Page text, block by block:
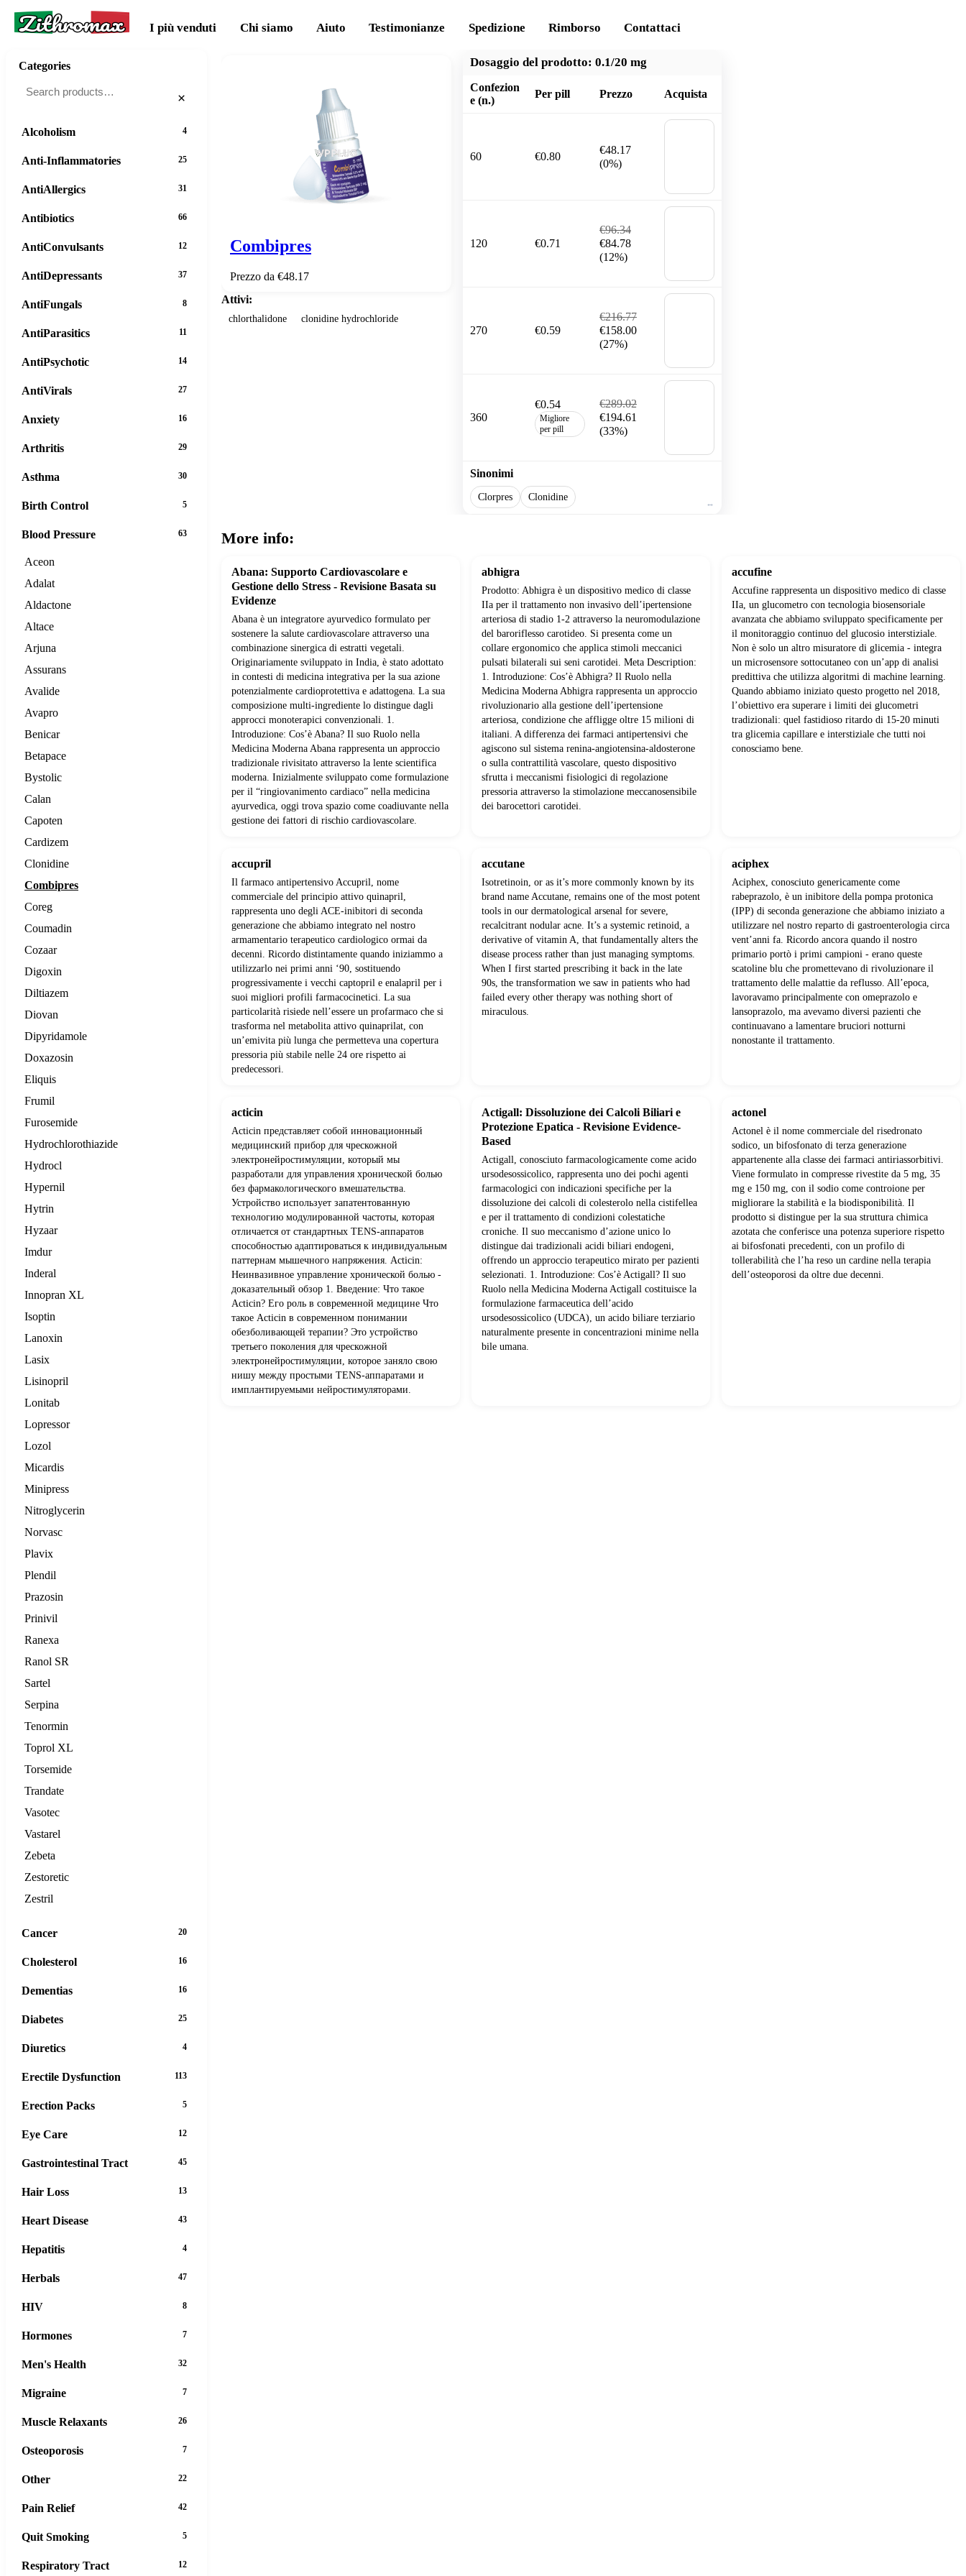
Zithromax I più venduti Chi siamo Aiuto Testimonianze Spedizione Rimborso Contattaci
Combipres
Prezzo da €48.17
Attivi:
chlorthalidone clonidine hydrochloride
Dosaggio del prodotto: 0.1/20 mg
Confezion
e (n.)
Per pill Prezzo Acquista
60 €0.80
€48.17
(0%)
120 €0.71
€96.34
€84.78
(12%)
270 €0.59
€216.77
€158.00
(27%)
360
€0.54
Migliore
per pill
€289.02
€194.61
(33%)
Sinonimi
Clorpres Clonidine
More info:
Abana: Supporto Cardiovascolare e
Gestione dello Stress - Revisione Basata su
Evidenze
Abana è un integratore ayurvedico formulato per
sostenere la salute cardiovascolare attraverso una
combinazione sinergica di estratti vegetali.
Originariamente sviluppato in India, è stato adottato
in contesti di medicina integrativa per la sua azione
potenzialmente cardioprotettiva e adattogena. La sua
composizione multi-ingrediente lo distingue dagli
approcci monoterapici convenzionali. 1.
Introduzione: Cos’è Abana? Il suo Ruolo nella
Medicina Moderna Abana rappresenta un approccio
tradizionale rivisitato attraverso la lente scientifica
moderna. Inizialmente sviluppato come formulazione
per il “ringiovanimento cardiaco” nella medicina
ayurvedica, oggi trova spazio come coadiuvante nella
gestione dei fattori di rischio cardiovascolare.
abhigra
Prodotto: Abhigra è un dispositivo medico di classe
IIa per il trattamento non invasivo dell’ipertensione
arteriosa di stadio 1-2 attraverso la neuromodulazione
del baroriflesso carotideo. Si presenta come un
collare ergonomico che applica stimoli meccanici
pulsati bilaterali sui seni carotidei. Meta Description:
1. Introduzione: Cos’è Abhigra? Il Ruolo nella
Medicina Moderna Abhigra rappresenta un approccio
rivoluzionario alla gestione dell’ipertensione
arteriosa, condizione che affligge oltre 15 milioni di
italiani. A differenza dei farmaci antipertensivi che
agiscono sul sistema renina-angiotensina-aldosterone
o sulla contrattilità vascolare, questo dispositivo
sfrutta i meccanismi fisiologici di regolazione
pressoria attraverso la stimolazione meccanosensibile
dei barocettori carotidei.
accufine
Accufine rappresenta un dispositivo medico di classe
IIa, un glucometro con tecnologia biosensoriale
avanzata che abbiamo sviluppato specificamente per
il monitoraggio continuo del glucosio interstiziale.
Non è solo un altro misuratore di glicemia - integra
un microsensore sottocutaneo con un’app di analisi
predittiva che utilizza algoritmi di machine learning.
Quando abbiamo iniziato questo progetto nel 2018,
l’obiettivo era superare i limiti dei glucometri
tradizionali: quel fastidioso ritardo di 15-20 minuti
tra glicemia capillare e interstiziale che tutti noi
conosciamo bene.
accupril
Il farmaco antipertensivo Accupril, nome
commerciale del principio attivo quinapril,
rappresenta uno degli ACE-inibitori di seconda
generazione che abbiamo integrato nel nostro
armamentario terapeutico cardiologico ormai da
decenni. Ricordo distintamente quando iniziammo a
utilizzarlo nei primi anni ‘90, sostituendo
progressivamente i vecchi captopril e enalapril per i
suoi migliori profili farmacocinetici. La sua
particolarità risiede nell’essere un profarmaco che si
trasforma nel metabolita attivo quinaprilat, con
un’emivita più lunga che permetteva una copertura
pressoria più stabile nelle 24 ore rispetto ai
predecessori.
accutane
Isotretinoin, or as it’s more commonly known by its
brand name Accutane, remains one of the most potent
tools in our dermatological arsenal for severe,
recalcitrant nodular acne. It’s a systemic retinoid, a
derivative of vitamin A, that fundamentally alters the
disease process rather than just managing symptoms.
When I first started prescribing it back in the late
90s, the transformation we saw in patients who had
failed every other therapy was nothing short of
miraculous.
aciphex
Aciphex, conosciuto genericamente come
rabeprazolo, è un inibitore della pompa protonica
(IPP) di seconda generazione che abbiamo iniziato a
utilizzare nel nostro reparto di gastroenterologia circa
vent’anni fa. Ricordo ancora quando il nostro
primario portò i primi campioni - erano queste
scatoline blu che promettevano di rivoluzionare il
trattamento delle malattie da reflusso. All’epoca,
lavoravamo principalmente con omeprazolo e
lansoprazolo, ma avevamo diversi pazienti che
continuavano a lamentare bruciori notturni
nonostante il trattamento.
acticin
Acticin представляет собой инновационный
медицинский прибор для чрескожной
электронейростимуляции, который мы
разработали для управления хронической болью
без фармакологического вмешательства.
Устройство использует запатентованную
технологию модулированной частоты, которая
отличается от стандартных TENS-аппаратов
способностью адаптироваться к индивидуальным
паттернам мышечного напряжения. Acticin:
Неинвазивное управление хронической болью -
доказательный обзор 1. Введение: Что такое
Acticin? Его роль в современной медицине Что
такое Acticin в современном понимании
обезболивающей терапии? Это устройство
третьего поколения для чрескожной
электронейростимуляции, которое заняло свою
нишу между простыми TENS-аппаратами и
имплантируемыми нейростимуляторами.
Actigall: Dissoluzione dei Calcoli Biliari e
Protezione Epatica - Revisione Evidence-
Based
Actigall, conosciuto farmacologicamente come acido
ursodesossicolico, rappresenta uno dei pochi agenti
farmacologici con indicazioni specifiche per la
dissoluzione dei calcoli di colesterolo nella cistifellea
e per il trattamento di condizioni colestatiche
croniche. Il suo meccanismo d’azione unico lo
distingue dai tradizionali acidi biliari endogeni,
offrendo un approccio terapeutico mirato per pazienti
selezionati. 1. Introduzione: Cos’è Actigall? Il suo
Ruolo nella Medicina Moderna Actigall costituisce la
formulazione farmaceutica dell’acido
ursodesossicolico (UDCA), un acido biliare terziario
naturalmente presente in concentrazioni minime nella
bile umana.
actonel
Actonel è il nome commerciale del risedronato
sodico, un bifosfonato di terza generazione
appartenente alla classe dei farmaci antiriassorbitivi.
Viene formulato in compresse rivestite da 5 mg, 35
mg e 150 mg, con il sodio come controione per
migliorare la stabilità e la biodisponibilità. Il
prodotto si distingue per la sua struttura chimica
azotata che conferisce una potenza superiore rispetto
ai bifosfonati precedenti, con un profilo di
tollerabilità che l’ha reso un cardine nella terapia
dell’osteoporosi da oltre due decenni.
Categories
×
Alcoholism 4
Anti-Inflammatories 25
AntiAllergics 31
Antibiotics 66
AntiConvulsants 12
AntiDepressants 37
AntiFungals 8
AntiParasitics 11
AntiPsychotic 14
AntiVirals 27
Anxiety 16
Arthritis 29
Asthma 30
Birth Control 5
Blood Pressure 63
Aceon
Adalat
Aldactone
Altace
Arjuna
Assurans
Avalide
Avapro
Benicar
Betapace
Bystolic
Calan
Capoten
Cardizem
Clonidine
Combipres
Coreg
Coumadin
Cozaar
Digoxin
Diltiazem
Diovan
Dipyridamole
Doxazosin
Eliquis
Frumil
Furosemide
Hydrochlorothiazide
Hydrocl
Hypernil
Hytrin
Hyzaar
Imdur
Inderal
Innopran XL
Isoptin
Lanoxin
Lasix
Lisinopril
Lonitab
Lopressor
Lozol
Micardis
Minipress
Nitroglycerin
Norvasc
Plavix
Plendil
Prazosin
Prinivil
Ranexa
Ranol SR
Sartel
Serpina
Tenormin
Toprol XL
Torsemide
Trandate
Vasotec
Vastarel
Zebeta
Zestoretic
Zestril
Cancer 20
Cholesterol 16
Dementias 16
Diabetes 25
Diuretics 4
Erectile Dysfunction 113
Erection Packs 5
Eye Care 12
Gastrointestinal Tract 45
Hair Loss 13
Heart Disease 43
Hepatitis 4
Herbals 47
HIV 8
Hormones 7
Men's Health 32
Migraine 7
Muscle Relaxants 26
Osteoporosis 7
Other 22
Pain Relief 42
Quit Smoking 5
Respiratory Tract 12